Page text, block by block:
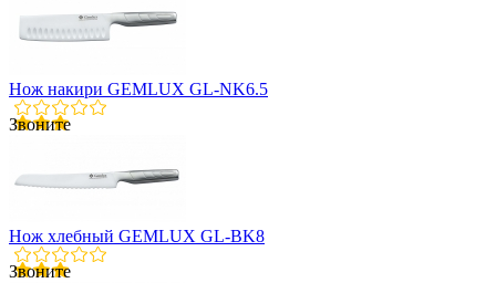
Нож накири GEMLUX GL-NK6.5
Звоните
Нож хлебный GEMLUX GL-BK8
Звоните